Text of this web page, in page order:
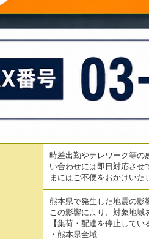
時差出勤やテレワーク等
い合わせには即日対応させ
まにはご不便をおかけいた
熊本県で発生した地震の影
この影響により、対象地域
【集荷・配達を停止してい
・熊本県全域